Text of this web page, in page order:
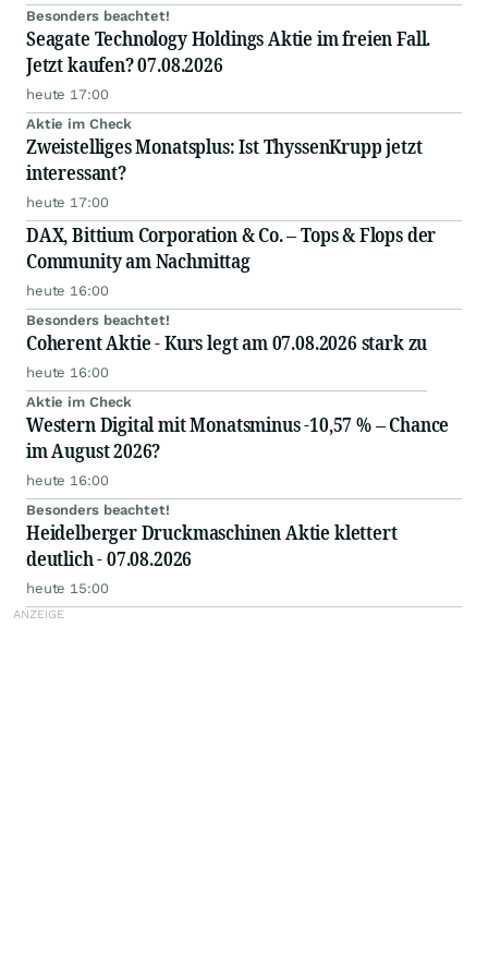
Besonders beachtet!
Seagate Technology Holdings Aktie im freien Fall.
Jetzt kaufen? 07.08.2026
heute 17:00
Aktie im Check
Zweistelliges Monatsplus: Ist ThyssenKrupp jetzt
interessant?
heute 17:00
DAX, Bittium Corporation & Co. – Tops & Flops der
Community am Nachmittag
heute 16:00
Besonders beachtet!
Coherent Aktie - Kurs legt am 07.08.2026 stark zu
heute 16:00
Aktie im Check
Western Digital mit Monatsminus -10,57 % – Chance
im August 2026?
heute 16:00
Besonders beachtet!
Heidelberger Druckmaschinen Aktie klettert
deutlich - 07.08.2026
heute 15:00